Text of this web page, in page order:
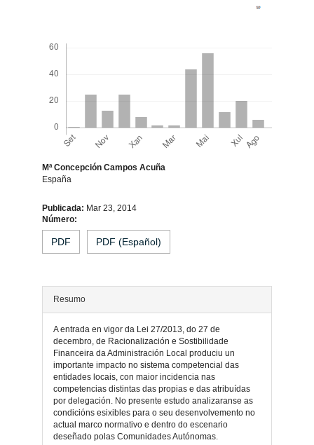
Mª Concepción Campos Acuña
España
Contido
principal
do
artigo
Publicada: Mar 23, 2014
Número:
PDF PDF (Español)
Resumo
A entrada en vigor da Lei 27/2013, do 27 de
decembro, de Racionalización e Sostibilidade
Financeira da Administración Local produciu un
importante impacto no sistema competencial das
entidades locais, con maior incidencia nas
competencias distintas das propias e das atribuídas
por delegación. No presente estudo analizaranse as
condicións esixibles para o seu desenvolvemento no
actual marco normativo e dentro do escenario
deseñado polas Comunidades Autónomas.